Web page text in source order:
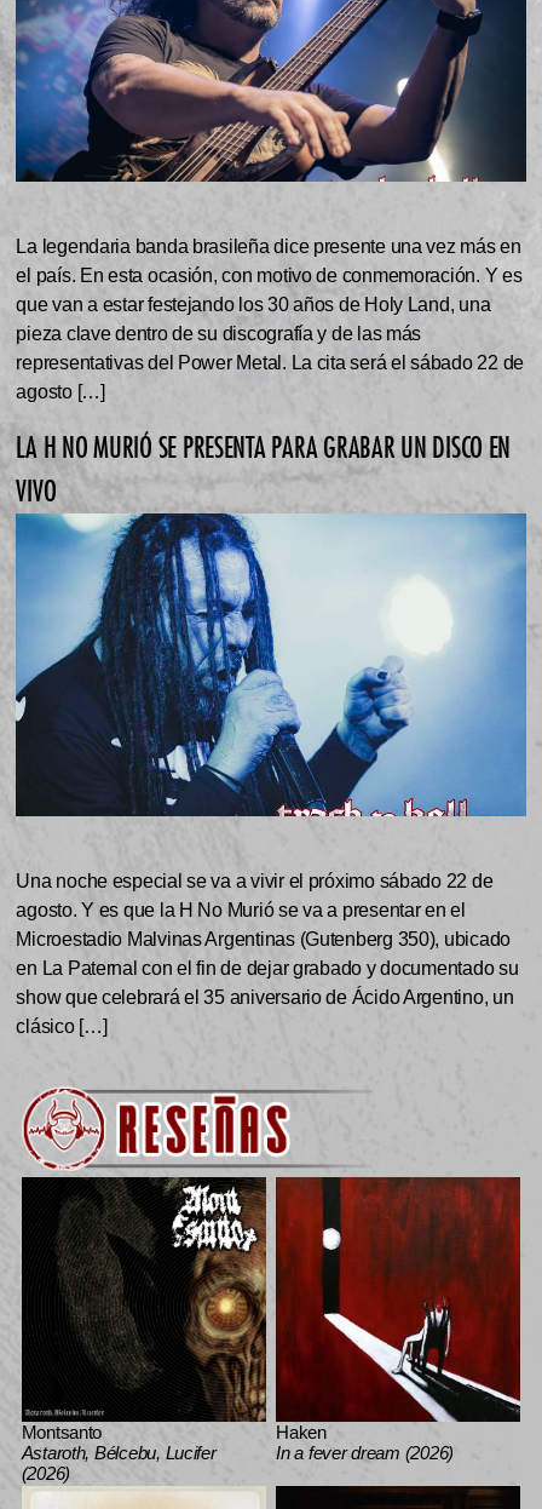
La legendaria banda brasileña dice presente una vez más en
el país. En esta ocasión, con motivo de conmemoración. Y es
que van a estar festejando los 30 años de Holy Land, una
pieza clave dentro de su discografía y de las más
representativas del Power Metal. La cita será el sábado 22 de
agosto […]
LA H NO MURIÓ SE PRESENTA PARA GRABAR UN DISCO EN
VIVO
Una noche especial se va a vivir el próximo sábado 22 de
agosto. Y es que la H No Murió se va a presentar en el
Microestadio Malvinas Argentinas (Gutenberg 350), ubicado
en La Paternal con el fin de dejar grabado y documentado su
show que celebrará el 35 aniversario de Ácido Argentino, un
clásico […]
Montsanto
Astaroth, Bélcebu, Lucifer
(2026)
Haken
In a fever dream (2026)